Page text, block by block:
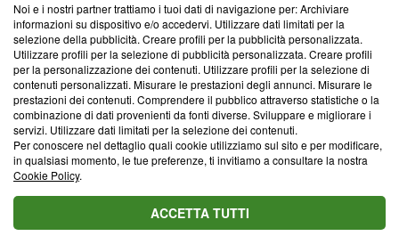
Corporate
Redazione
Informativa Privacy
Cookie Policy
Blasting SA, IDI CHE-247.845.224, Via Carlo Frasca, 3 - 6900
Lugano (Svizzera) Tel:+39 0690258937
© 2026 Blasting News
Noi e i nostri partner trattiamo i tuoi dati di navigazione per: Archiviare
informazioni su dispositivo e/o accedervi. Utilizzare dati limitati per la
selezione della pubblicità. Creare profili per la pubblicità personalizzata.
Utilizzare profili per la selezione di pubblicità personalizzata. Creare profili
per la personalizzazione dei contenuti. Utilizzare profili per la selezione di
contenuti personalizzati. Misurare le prestazioni degli annunci. Misurare le
prestazioni dei contenuti. Comprendere il pubblico attraverso statistiche o la
combinazione di dati provenienti da fonti diverse. Sviluppare e migliorare i
servizi. Utilizzare dati limitati per la selezione dei contenuti.
Per conoscere nel dettaglio quali cookie utilizziamo sul sito e per modificare,
in qualsiasi momento, le tue preferenze, ti invitiamo a consultare la nostra
Cookie Policy.
ACCETTA TUTTI